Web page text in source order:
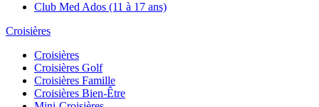
Club Med Ados (11 à 17 ans)
Croisières
Croisières
Croisières Golf
Croisières Famille
Croisières Bien-Être